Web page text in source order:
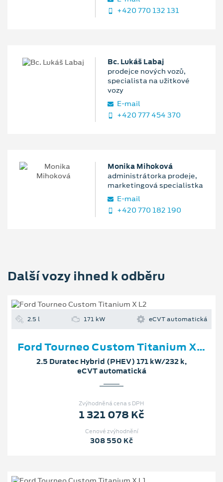
+420 770 132 131
Bc. Lukáš Labaj
prodejce nových vozů,
specialista na užitkové
vozy
E‑mail
+420 777 454 370
Monika Mihoková
administrátorka prodeje,
marketingová specialistka
E‑mail
+420 770 182 190
Další vozy ihned k odběru
2.5 l 171 kW eCVT automatická
Ford Tourneo Custom Titanium X L2
2.5 Duratec Hybrid (PHEV) 171 kW/232 k,
eCVT automatická
Zvýhodněná cena s DPH
1 321 078 Kč
Cenové zvýhodnění
308 550 Kč